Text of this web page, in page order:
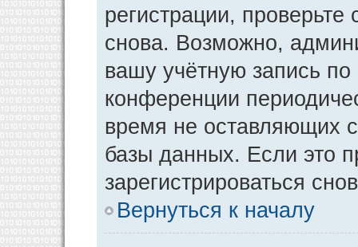
регистрации,
снова. Возможно,
вашу учётную запись
конференции
время не оставляющих
базы данных. Если это
зарегистрироваться
Вернуться к началу